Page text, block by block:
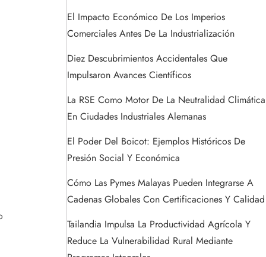
El Impacto Económico De Los Imperios
Comerciales Antes De La Industrialización
Diez Descubrimientos Accidentales Que
Impulsaron Avances Científicos
La RSE Como Motor De La Neutralidad Climática
En Ciudades Industriales Alemanas
El Poder Del Boicot: Ejemplos Históricos De
Presión Social Y Económica
Cómo Las Pymes Malayas Pueden Integrarse A
Cadenas Globales Con Certificaciones Y Calidad
Tailandia Impulsa La Productividad Agrícola Y
Reduce La Vulnerabilidad Rural Mediante